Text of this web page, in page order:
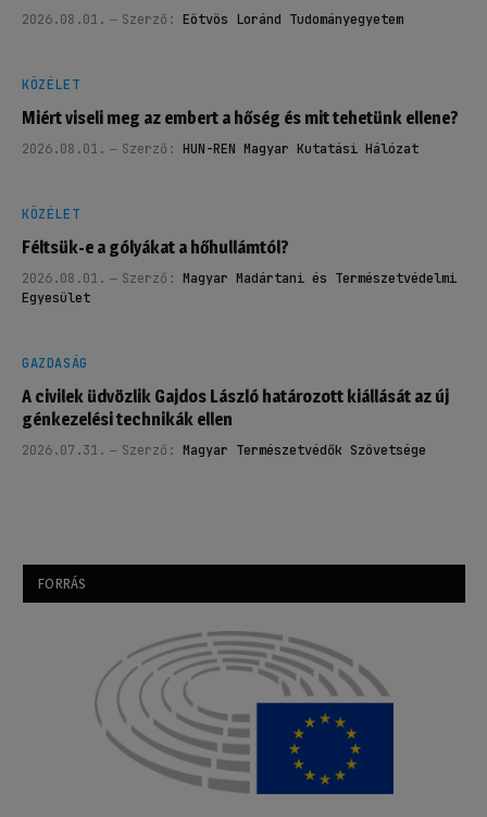
2026.08.01. Szerző: Eötvös Loránd Tudományegyetem
KÖZÉLET
Miért viseli meg az embert a hőség és mit tehetünk ellene?
2026.08.01. Szerző: HUN-REN Magyar Kutatási Hálózat
KÖZÉLET
Féltsük-e a gólyákat a hőhullámtól?
2026.08.01. Szerző: Magyar Madártani és Természetvédelmi
Egyesület
GAZDASÁG
A civilek üdvözlik Gajdos László határozott kiállását az új
génkezelési technikák ellen
2026.07.31. Szerző: Magyar Természetvédők Szövetsége
FORRÁS